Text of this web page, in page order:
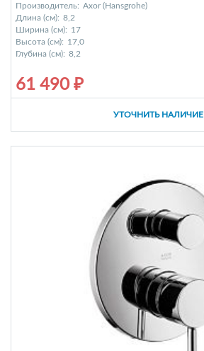
Производитель: Axor (Hansgrohe)
Длина (см): 8,2
Ширина (см): 17
Высота (см): 17,0
Глубина (см): 8,2
61 490 ₽
УТОЧНИТЬ НАЛИЧИЕ